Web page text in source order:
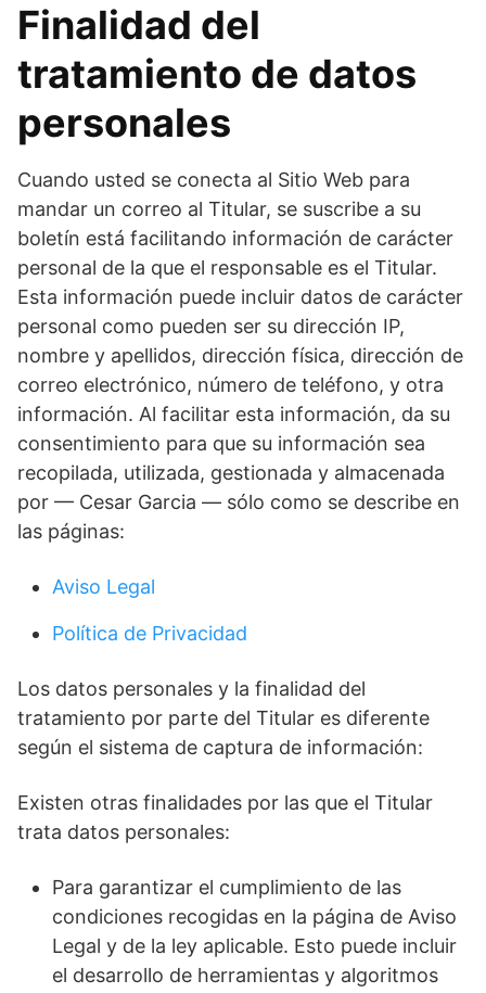
Finalidad del
tratamiento de datos
personales
Cuando usted se conecta al Sitio Web para
mandar un correo al Titular, se suscribe a su
boletín está facilitando información de carácter
personal de la que el responsable es el Titular.
Esta información puede incluir datos de carácter
personal como pueden ser su dirección IP,
nombre y apellidos, dirección física, dirección de
correo electrónico, número de teléfono, y otra
información. Al facilitar esta información, da su
consentimiento para que su información sea
recopilada, utilizada, gestionada y almacenada
por — Cesar Garcia — sólo como se describe en
las páginas:
Aviso Legal
Política de Privacidad
Los datos personales y la finalidad del
tratamiento por parte del Titular es diferente
según el sistema de captura de información:
Existen otras finalidades por las que el Titular
trata datos personales:
Para garantizar el cumplimiento de las
condiciones recogidas en la página de Aviso
Legal y de la ley aplicable. Esto puede incluir
el desarrollo de herramientas y algoritmos